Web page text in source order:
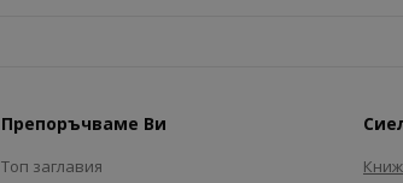
Препоръчваме Ви
Топ заглавия